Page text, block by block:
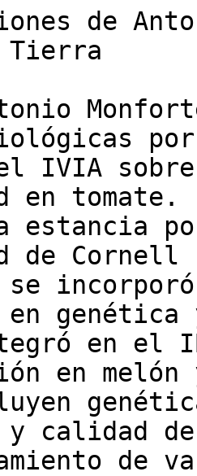
de
Tierra
IVIA
en tomate.
estancia
de
genética
en el
en
y calidad
de